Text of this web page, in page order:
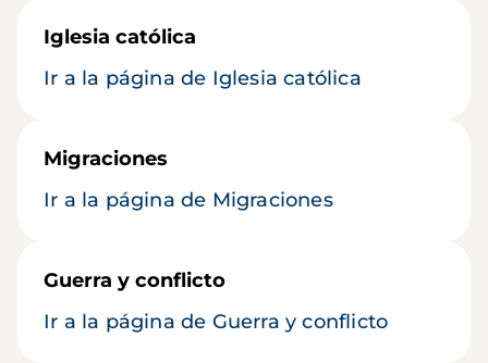
Iglesia católica
Ir a la página de Iglesia católica
Migraciones
Ir a la página de Migraciones
Guerra y conflicto
Ir a la página de Guerra y conflicto